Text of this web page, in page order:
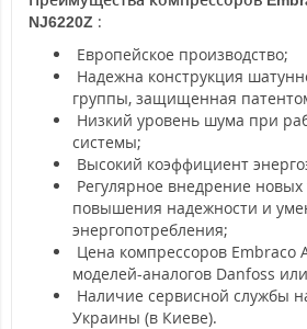
NJ6220Z :
Европейское производство;
Надежна конструкция
группы, защищенная
Низкий уровень шума при
системы;
Высокий коэффициент
Регулярное внедрение новых
повышения надежности и
энергопотребления;
Цена компрессоров Embraco
моделей-аналогов Danfoss
Наличие сервисной службы
Украины (в Киеве).